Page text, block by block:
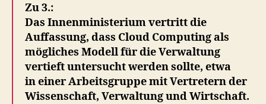
Zu 3.:
Das Innenministerium vertritt die
Auffassung, dass Cloud Computing als
mögliches Modell für die Verwaltung
vertieft untersucht werden sollte, etwa
in einer Arbeitsgruppe mit Vertretern der
Wissenschaft, Verwaltung und Wirtschaft.